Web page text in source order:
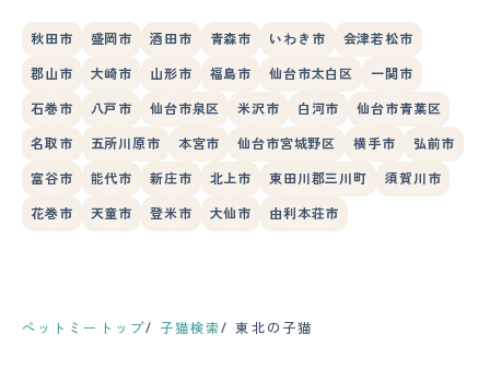
秋田市 盛岡市 酒田市 青森市 いわき市 会津若松市
郡山市 大崎市 山形市 福島市 仙台市太白区 一関市
石巻市 八戸市 仙台市泉区 米沢市 白河市 仙台市青葉区
名取市 五所川原市 本宮市 仙台市宮城野区 横手市 弘前市
富谷市 能代市 新庄市 北上市 東田川郡三川町 須賀川市
花巻市 天童市 登米市 大仙市 由利本荘市
ペットミートップ 子猫検索 東北の子猫